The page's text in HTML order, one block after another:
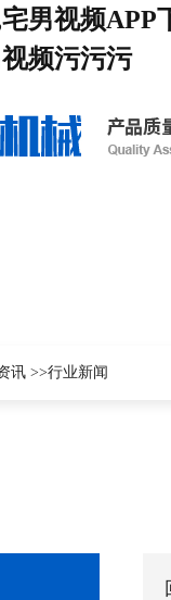
男视频APP
频污污污
讯 >>行业新闻